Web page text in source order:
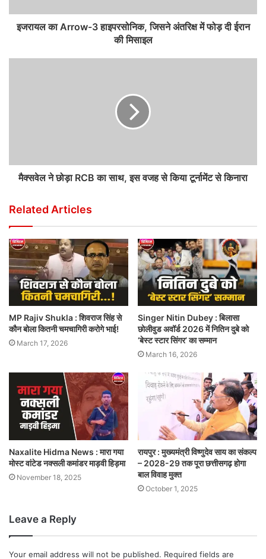
इजरायल का Arrow-3 हाइपरसोनिक, जिसने अंतरिक्ष में फोड़ दी ईरान
की मिसाइल
मैक्सवेल ने छोड़ा RCB का साथ, इस वजह से किया टूर्नामेंट से किनारा
Related Articles
MP Rajiv Shukla : शिवराज सिंह से
कौन बोला कितनी चमचागिरी करोगे भाई!
March 17, 2026
Singer Nitin Dubey : बिलासा
छोलीवुड अवॉर्ड 2026 में नितिन दुबे को
‘बेस्ट स्टार सिंगर’ का सम्मान
March 16, 2026
Naxalite Hidma News : मारा गया
मोस्ट वांटेड नक्सली कमांडर माड़वी हिड़मा
November 18, 2025
रायपुर : मुख्यमंत्री विष्णुदेव साय का संकल्प
– 2028-29 तक पूरा छत्तीसगढ़ होगा
बाल विवाह मुक्त
October 1, 2025
Leave a Reply
Your email address will not be published. Required fields are